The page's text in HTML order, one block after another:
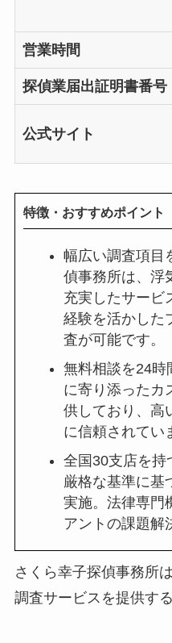
営業時間
探偵業届出証明書番号
公式サイト
特徴・おすすめポイント
幅広い調査項目
偵事務所は、浮
充実したサービ
経験を活かした
査が可能です。
無料相談を24時
に寄り添ったカ
供しており、高
に信頼されてい
全国30支店を持
厳格な基準に基
実施。法律専門
アントの課題解
さくら幸子探偵事務所
調査サービスを提供す